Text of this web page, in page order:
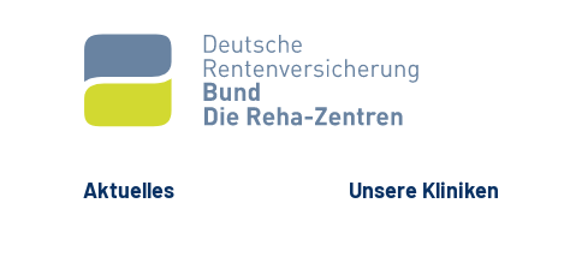
Aktuelles Unsere Kliniken